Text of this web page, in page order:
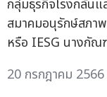
กลุ่มธุรกิจโรงกลั่นแ
สมาคมอนุรักษ์สภา
หรือ IESG นางกั
20 กรกฎาคม